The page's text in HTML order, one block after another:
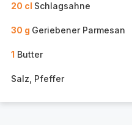
20 cl Schlagsahne
30 g Geriebener Parmesan
1 Butter
Salz, Pfeffer